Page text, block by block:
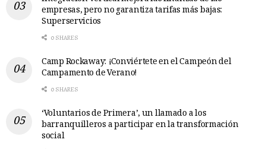
empresas, pero no garantiza tarifas más bajas:
Superservicios
0 SHARES
Camp Rockaway: ¡Conviértete en el Campeón del
Campamento de Verano!
0 SHARES
‘Voluntarios de Primera’, un llamado a los
barranquilleros a participar en la transformación
social